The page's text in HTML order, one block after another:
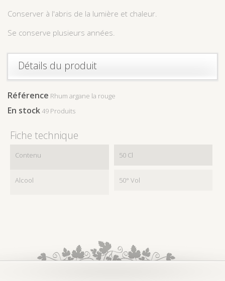
Conserver à l'abris de la lumière et chaleur.
Se conserve plusieurs années.
Détails du produit
Référence Rhum argane la rouge
En stock49 Produits
Fiche technique
Contenu 50 Cl
Alcool 50° Vol